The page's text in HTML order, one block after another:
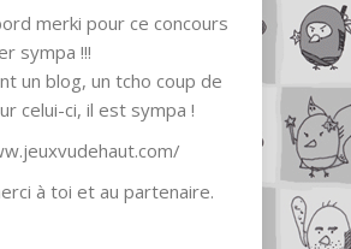
merki pour ce concours
sympa !!!
un blog, un tcho coup de
celui-ci, il est sympa !
à toi et au partenaire.